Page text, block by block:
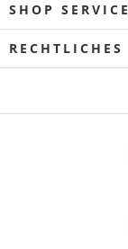
SHOP SERVICE
RECHTLICHES